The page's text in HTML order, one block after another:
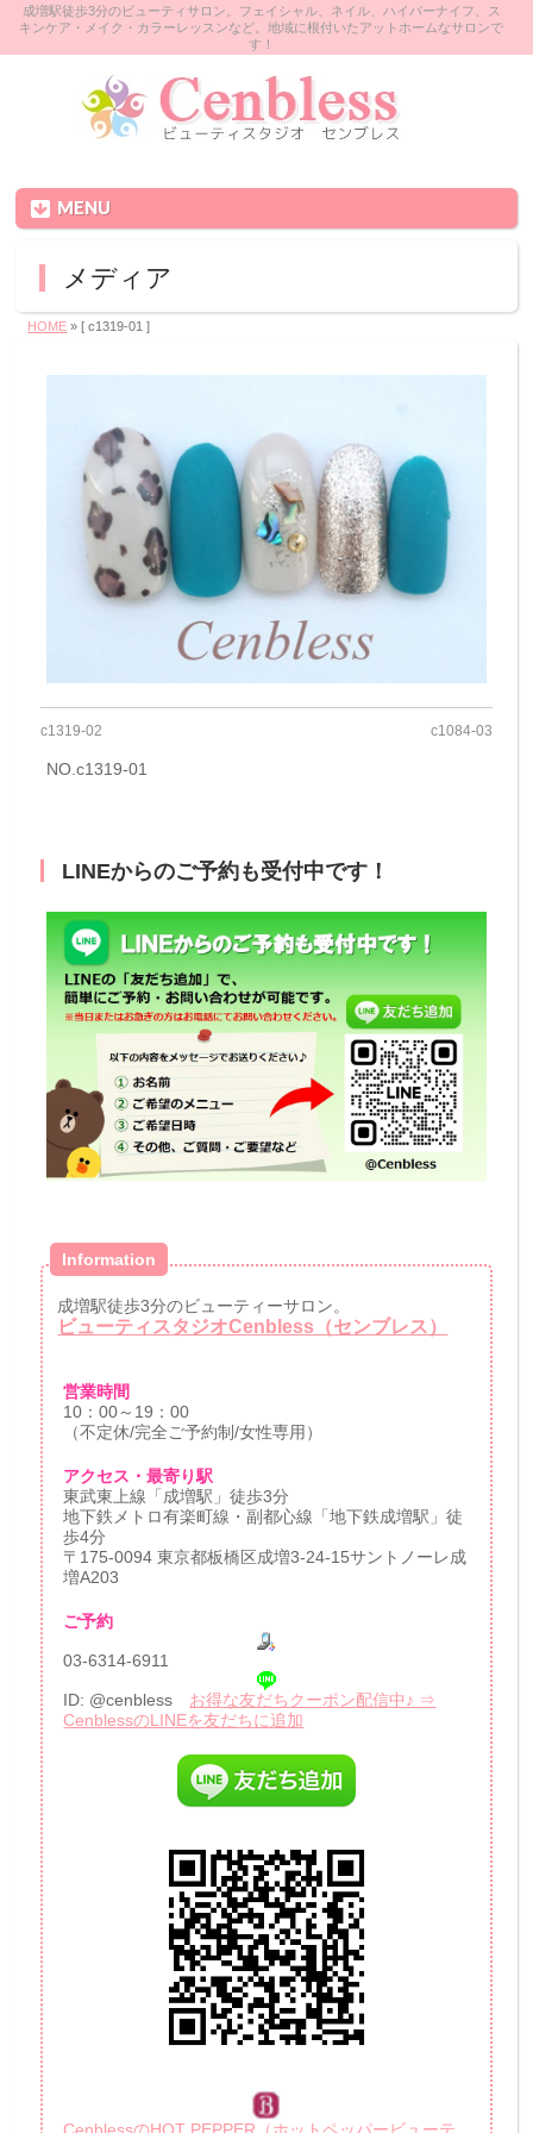
成増駅徒歩3分のビューティサロン。フェイシャル、ネイル、ハイパーナイフ、ス
キンケア・メイク・カラーレッスンなど。地域に根付いたアットホームなサロンで
す！
MENU
メディア
HOME » [ c1319-01 ]
c1319-02 c1084-03
NO.c1319-01
LINEからのご予約も受付中です！
Information
成増駅徒歩3分のビューティーサロン。
ビューティスタジオCenbless（センブレス）
営業時間
10：00～19：00
（不定休/完全ご予約制/女性専用）
アクセス・最寄り駅
東武東上線「成増駅」徒歩3分
地下鉄メトロ有楽町線・副都心線「地下鉄成増駅」徒
歩4分
〒175-0094 東京都板橋区成増3-24-15サントノーレ成
増A203
ご予約
03-6314-6911
ID: @cenbless お得な友だちクーポン配信中♪ ⇒
CenblessのLINEを友だちに追加